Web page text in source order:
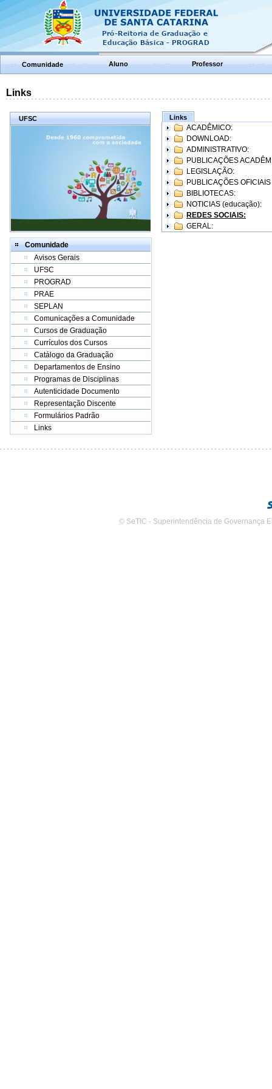
Comunidade Aluno Professor
Links
UFSC
Comunidade
Avisos Gerais
UFSC
PROGRAD
PRAE
SEPLAN
Comunicações a Comunidade
Cursos de Graduação
Currículos dos Cursos
Catálogo da Graduação
Departamentos de Ensino
Programas de Disciplinas
Autenticidade Documento
Representação Discente
Formulários Padrão
Links
Links
ACADÊMICO:
DOWNLOAD:
ADMINISTRATIVO:
PUBLICAÇÕES
LEGISLAÇÃO:
PUBLICAÇÕES
BIBLIOTECAS:
NOTICIAS (educação):
REDES SOCIAIS:
GERAL:
© SeTIC - Superintendência de Governança